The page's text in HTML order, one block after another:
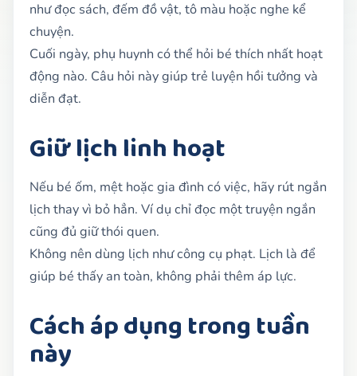
như đọc sách, đếm đồ vật, tô màu hoặc nghe kể
chuyện.
Cuối ngày, phụ huynh có thể hỏi bé thích nhất hoạt
động nào. Câu hỏi này giúp trẻ luyện hồi tưởng và
diễn đạt.
Giữ lịch linh hoạt
Nếu bé ốm, mệt hoặc gia đình có việc, hãy rút ngắn
lịch thay vì bỏ hẳn. Ví dụ chỉ đọc một truyện ngắn
cũng đủ giữ thói quen.
Không nên dùng lịch như công cụ phạt. Lịch là để
giúp bé thấy an toàn, không phải thêm áp lực.
Cách áp dụng trong tuần
này